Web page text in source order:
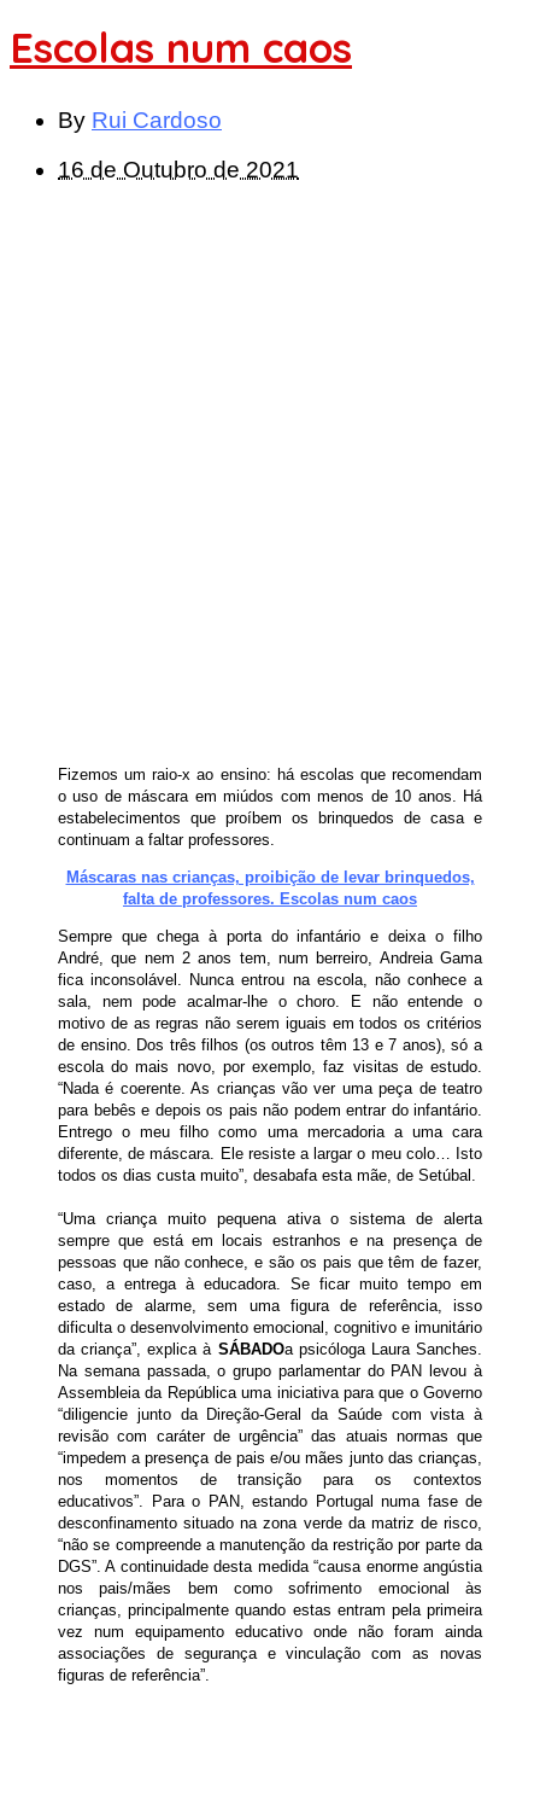
Escolas num caos
By Rui Cardoso
16 de Outubro de 2021
Fizemos um raio-x ao ensino: há escolas que recomendam
o uso de máscara em miúdos com menos de 10 anos. Há
estabelecimentos que proíbem os brinquedos de casa e
continuam a faltar professores.
Máscaras nas crianças, proibição de levar brinquedos,
falta de professores. Escolas num caos
Sempre que chega à porta do infantário e deixa o filho
André, que nem 2 anos tem, num berreiro, Andreia Gama
fica inconsolável. Nunca entrou na escola, não conhece a
sala, nem pode acalmar-lhe o choro. E não entende o
motivo de as regras não serem iguais em todos os critérios
de ensino. Dos três filhos (os outros têm 13 e 7 anos), só a
escola do mais novo, por exemplo, faz visitas de estudo.
“Nada é coerente. As crianças vão ver uma peça de teatro
para bebês e depois os pais não podem entrar do infantário.
Entrego o meu filho como uma mercadoria a uma cara
diferente, de máscara. Ele resiste a largar o meu colo… Isto
todos os dias custa muito”, desabafa esta mãe, de Setúbal.
“Uma criança muito pequena ativa o sistema de alerta
sempre que está em locais estranhos e na presença de
pessoas que não conhece, e são os pais que têm de fazer,
caso, a entrega à educadora. Se ficar muito tempo em
estado de alarme, sem uma figura de referência, isso
dificulta o desenvolvimento emocional, cognitivo e imunitário
da criança”, explica à SÁBADOa psicóloga Laura Sanches.
Na semana passada, o grupo parlamentar do PAN levou à
Assembleia da República uma iniciativa para que o Governo
“diligencie junto da Direção-Geral da Saúde com vista à
revisão com caráter de urgência” das atuais normas que
“impedem a presença de pais e/ou mães junto das crianças,
nos momentos de transição para os contextos
educativos”. Para o PAN, estando Portugal numa fase de
desconfinamento situado na zona verde da matriz de risco,
“não se compreende a manutenção da restrição por parte da
DGS”. A continuidade desta medida “causa enorme angústia
nos pais/mães bem como sofrimento emocional às
crianças, principalmente quando estas entram pela primeira
vez num equipamento educativo onde não foram ainda
associações de segurança e vinculação com as novas
figuras de referência”.